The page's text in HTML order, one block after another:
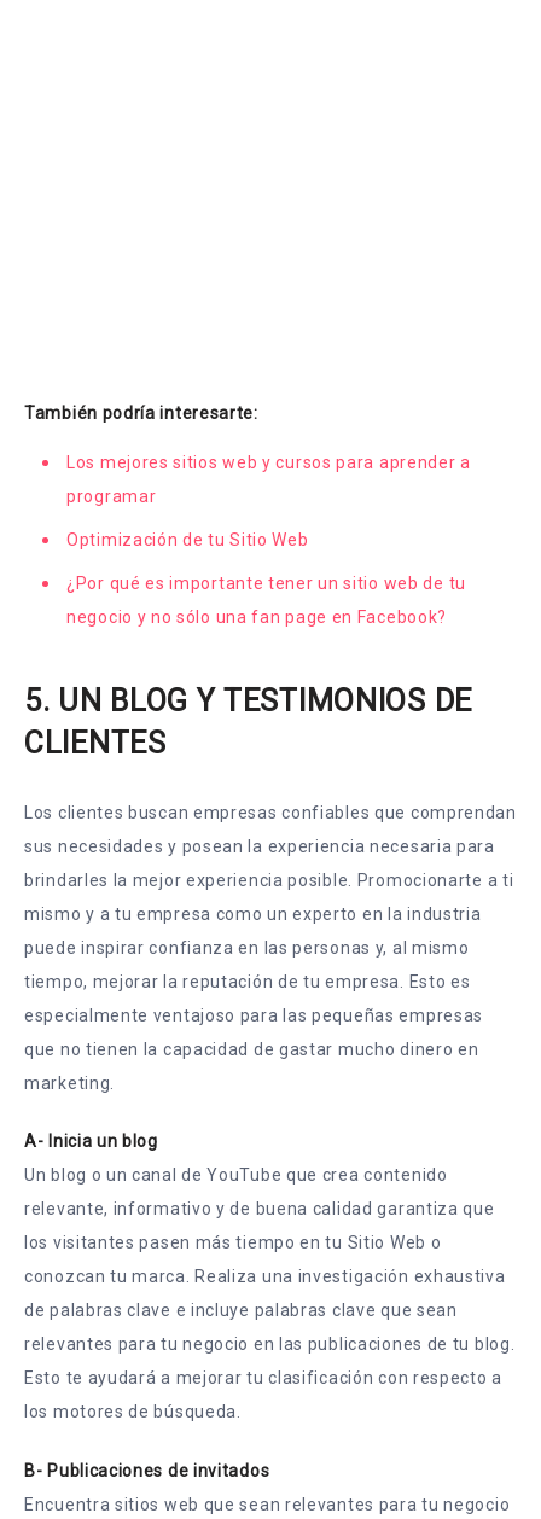
También podría interesarte:
Los mejores sitios web y cursos para aprender a
programar
Optimización de tu Sitio Web
¿Por qué es importante tener un sitio web de tu
negocio y no sólo una fan page en Facebook?
5. UN BLOG Y TESTIMONIOS DE
CLIENTES
Los clientes buscan empresas confiables que comprendan
sus necesidades y posean la experiencia necesaria para
brindarles la mejor experiencia posible. Promocionarte a ti
mismo y a tu empresa como un experto en la industria
puede inspirar confianza en las personas y, al mismo
tiempo, mejorar la reputación de tu empresa. Esto es
especialmente ventajoso para las pequeñas empresas
que no tienen la capacidad de gastar mucho dinero en
marketing.
A- Inicia un blog
Un blog o un canal de YouTube que crea contenido
relevante, informativo y de buena calidad garantiza que
los visitantes pasen más tiempo en tu Sitio Web o
conozcan tu marca. Realiza una investigación exhaustiva
de palabras clave e incluye palabras clave que sean
relevantes para tu negocio en las publicaciones de tu blog.
Esto te ayudará a mejorar tu clasificación con respecto a
los motores de búsqueda.
B- Publicaciones de invitados
Encuentra sitios web que sean relevantes para tu negocio